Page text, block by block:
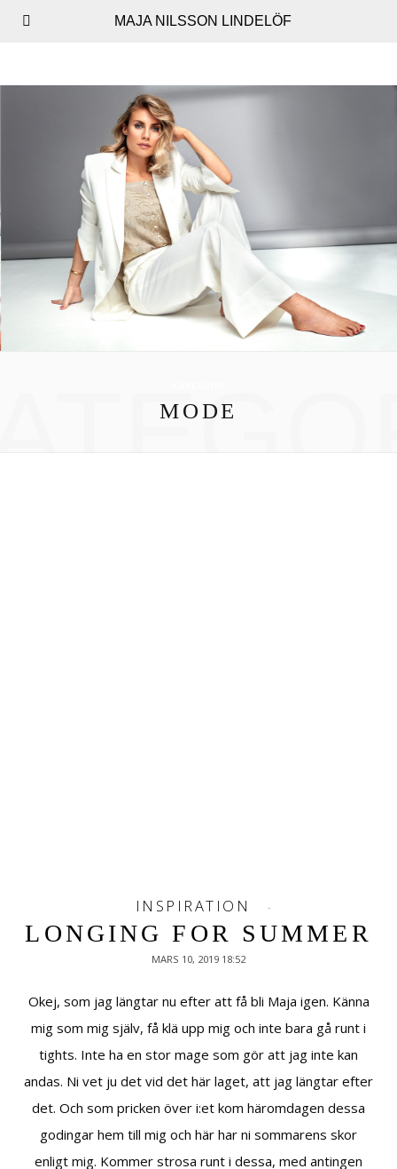
MAJA NILSSON LINDELÖF
MODE
INSPIRATION
LONGING FOR SUMMER
MARS 10, 2019 18:52
Okej, som jag längtar nu efter att få bli Maja igen. Känna
mig som mig själv, få klä upp mig och inte bara gå runt i
tights. Inte ha en stor mage som gör att jag inte kan
andas. Ni vet ju det vid det här laget, att jag längtar efter
det. Och som pricken över i:et kom häromdagen dessa
godingar hem till mig och här har ni sommarens skor
enligt mig. Kommer strosa runt i dessa, med antingen